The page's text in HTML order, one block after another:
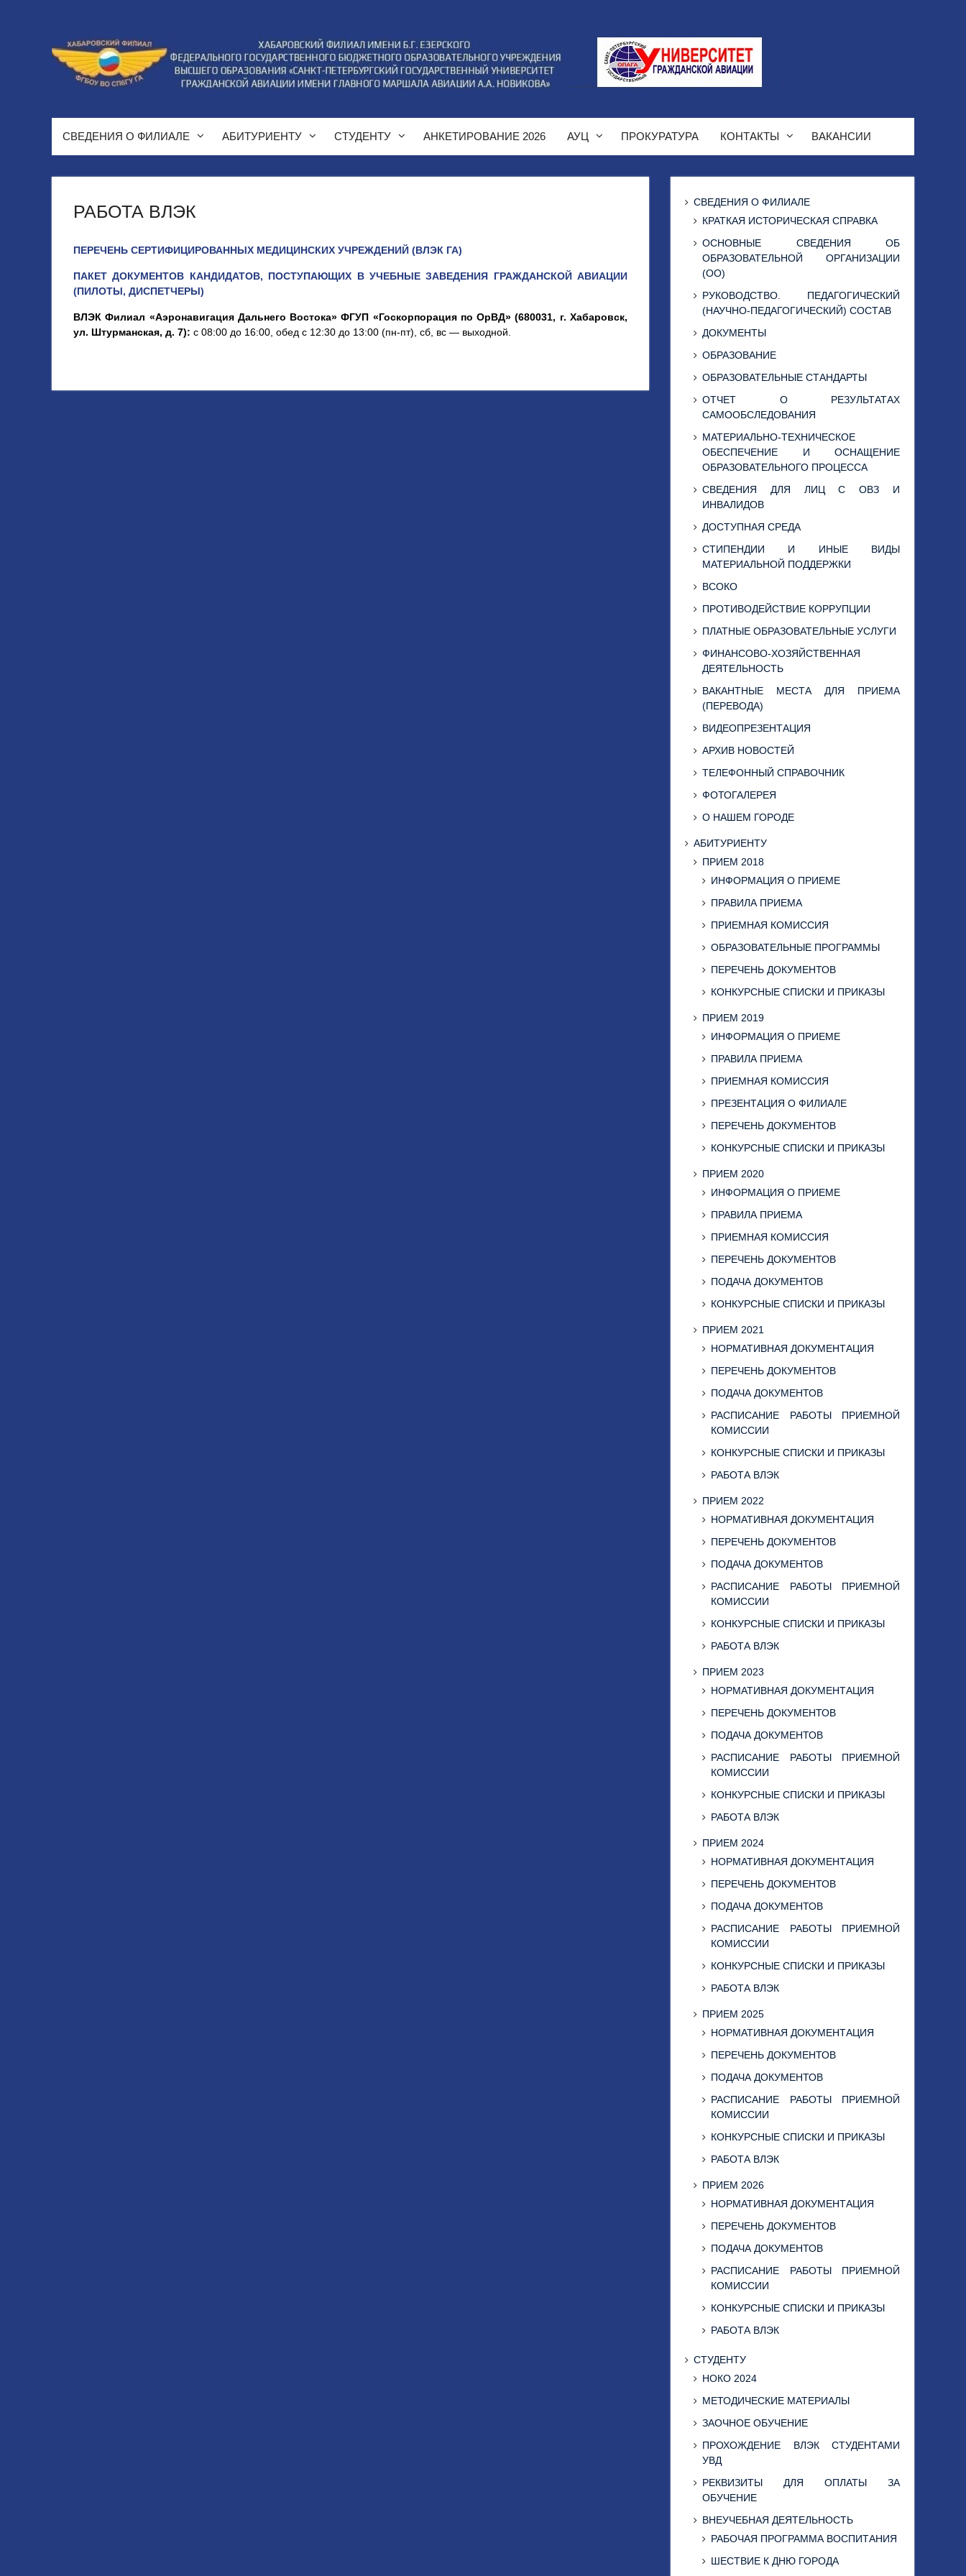
СВЕДЕНИЯ О ФИЛИАЛЕ АБИТУРИЕНТУ СТУДЕНТУ АНКЕТИРОВАНИЕ 2026 АУЦ ПРОКУРАТУРА КОНТАКТЫ ВАКАНСИИ
РАБОТА ВЛЭК
ПЕРЕЧЕНЬ СЕРТИФИЦИРОВАННЫХ МЕДИЦИНСКИХ УЧРЕЖДЕНИЙ (ВЛЭК ГА)
ПАКЕТ ДОКУМЕНТОВ КАНДИДАТОВ, ПОСТУПАЮЩИХ В УЧЕБНЫЕ ЗАВЕДЕНИЯ ГРАЖДАНСКОЙ АВИАЦИИ
(ПИЛОТЫ, ДИСПЕТЧЕРЫ)
ВЛЭК Филиал «Аэронавигация Дальнего Востока» ФГУП «Госкорпорация по ОрВД» (680031, г. Хабаровск,
ул. Штурманская, д. 7): с 08:00 до 16:00, обед c 12:30 до 13:00 (пн-пт), сб, вс — выходной.
СВЕДЕНИЯ О ФИЛИАЛЕ
КРАТКАЯ ИСТОРИЧЕСКАЯ СПРАВКА
ОСНОВНЫЕ СВЕДЕНИЯ ОБ
ОБРАЗОВАТЕЛЬНОЙ ОРГАНИЗАЦИИ
(ОО)
РУКОВОДСТВО. ПЕДАГОГИЧЕСКИЙ
(НАУЧНО-ПЕДАГОГИЧЕСКИЙ) СОСТАВ
ДОКУМЕНТЫ
ОБРАЗОВАНИЕ
ОБРАЗОВАТЕЛЬНЫЕ СТАНДАРТЫ
ОТЧЕТ О РЕЗУЛЬТАТАХ
САМООБСЛЕДОВАНИЯ
МАТЕРИАЛЬНО-ТЕХНИЧЕСКОЕ
ОБЕСПЕЧЕНИЕ И ОСНАЩЕНИЕ
ОБРАЗОВАТЕЛЬНОГО ПРОЦЕССА
СВЕДЕНИЯ ДЛЯ ЛИЦ С ОВЗ И
ИНВАЛИДОВ
ДОСТУПНАЯ СРЕДА
СТИПЕНДИИ И ИНЫЕ ВИДЫ
МАТЕРИАЛЬНОЙ ПОДДЕРЖКИ
ВСОКО
ПРОТИВОДЕЙСТВИЕ КОРРУПЦИИ
ПЛАТНЫЕ ОБРАЗОВАТЕЛЬНЫЕ УСЛУГИ
ФИНАНСОВО-ХОЗЯЙСТВЕННАЯ
ДЕЯТЕЛЬНОСТЬ
ВАКАНТНЫЕ МЕСТА ДЛЯ ПРИЕМА
(ПЕРЕВОДА)
ВИДЕОПРЕЗЕНТАЦИЯ
АРХИВ НОВОСТЕЙ
ТЕЛЕФОННЫЙ СПРАВОЧНИК
ФОТОГАЛЕРЕЯ
О НАШЕМ ГОРОДЕ
АБИТУРИЕНТУ
ПРИЕМ 2018
ИНФОРМАЦИЯ О ПРИЕМЕ
ПРАВИЛА ПРИЕМА
ПРИЕМНАЯ КОМИССИЯ
ОБРАЗОВАТЕЛЬНЫЕ ПРОГРАММЫ
ПЕРЕЧЕНЬ ДОКУМЕНТОВ
КОНКУРСНЫЕ СПИСКИ И ПРИКАЗЫ
ПРИЕМ 2019
ИНФОРМАЦИЯ О ПРИЕМЕ
ПРАВИЛА ПРИЕМА
ПРИЕМНАЯ КОМИССИЯ
ПРЕЗЕНТАЦИЯ О ФИЛИАЛЕ
ПЕРЕЧЕНЬ ДОКУМЕНТОВ
КОНКУРСНЫЕ СПИСКИ И ПРИКАЗЫ
ПРИЕМ 2020
ИНФОРМАЦИЯ О ПРИЕМЕ
ПРАВИЛА ПРИЕМА
ПРИЕМНАЯ КОМИССИЯ
ПЕРЕЧЕНЬ ДОКУМЕНТОВ
ПОДАЧА ДОКУМЕНТОВ
КОНКУРСНЫЕ СПИСКИ И ПРИКАЗЫ
ПРИЕМ 2021
НОРМАТИВНАЯ ДОКУМЕНТАЦИЯ
ПЕРЕЧЕНЬ ДОКУМЕНТОВ
ПОДАЧА ДОКУМЕНТОВ
РАСПИСАНИЕ РАБОТЫ ПРИЕМНОЙ
КОМИССИИ
КОНКУРСНЫЕ СПИСКИ И ПРИКАЗЫ
РАБОТА ВЛЭК
ПРИЕМ 2022
НОРМАТИВНАЯ ДОКУМЕНТАЦИЯ
ПЕРЕЧЕНЬ ДОКУМЕНТОВ
ПОДАЧА ДОКУМЕНТОВ
РАСПИСАНИЕ РАБОТЫ ПРИЕМНОЙ
КОМИССИИ
КОНКУРСНЫЕ СПИСКИ И ПРИКАЗЫ
РАБОТА ВЛЭК
ПРИЕМ 2023
НОРМАТИВНАЯ ДОКУМЕНТАЦИЯ
ПЕРЕЧЕНЬ ДОКУМЕНТОВ
ПОДАЧА ДОКУМЕНТОВ
РАСПИСАНИЕ РАБОТЫ ПРИЕМНОЙ
КОМИССИИ
КОНКУРСНЫЕ СПИСКИ И ПРИКАЗЫ
РАБОТА ВЛЭК
ПРИЕМ 2024
НОРМАТИВНАЯ ДОКУМЕНТАЦИЯ
ПЕРЕЧЕНЬ ДОКУМЕНТОВ
ПОДАЧА ДОКУМЕНТОВ
РАСПИСАНИЕ РАБОТЫ ПРИЕМНОЙ
КОМИССИИ
КОНКУРСНЫЕ СПИСКИ И ПРИКАЗЫ
РАБОТА ВЛЭК
ПРИЕМ 2025
НОРМАТИВНАЯ ДОКУМЕНТАЦИЯ
ПЕРЕЧЕНЬ ДОКУМЕНТОВ
ПОДАЧА ДОКУМЕНТОВ
РАСПИСАНИЕ РАБОТЫ ПРИЕМНОЙ
КОМИССИИ
КОНКУРСНЫЕ СПИСКИ И ПРИКАЗЫ
РАБОТА ВЛЭК
ПРИЕМ 2026
НОРМАТИВНАЯ ДОКУМЕНТАЦИЯ
ПЕРЕЧЕНЬ ДОКУМЕНТОВ
ПОДАЧА ДОКУМЕНТОВ
РАСПИСАНИЕ РАБОТЫ ПРИЕМНОЙ
КОМИССИИ
КОНКУРСНЫЕ СПИСКИ И ПРИКАЗЫ
РАБОТА ВЛЭК
СТУДЕНТУ
НОКО 2024
МЕТОДИЧЕСКИЕ МАТЕРИАЛЫ
ЗАОЧНОЕ ОБУЧЕНИЕ
ПРОХОЖДЕНИЕ ВЛЭК СТУДЕНТАМИ
УВД
РЕКВИЗИТЫ ДЛЯ ОПЛАТЫ ЗА
ОБУЧЕНИЕ
ВНЕУЧЕБНАЯ ДЕЯТЕЛЬНОСТЬ
РАБОЧАЯ ПРОГРАММА ВОСПИТАНИЯ
ШЕСТВИЕ К ДНЮ ГОРОДА